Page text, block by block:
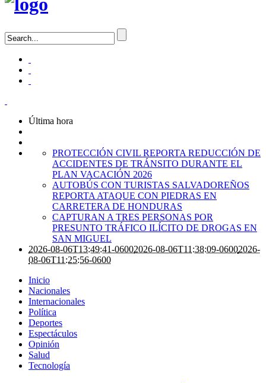
Última hora
PROTECCIÓN CIVIL REPORTA REDUCCIÓN DE
ACCIDENTES DE TRÁNSITO DURANTE EL
PLAN VACACIÓN 2026
AUTOBÚS CON TURISTAS SALVADOREÑOS
REPORTA ATAQUE CON PIEDRAS EN
CARRETERA DE HONDURAS
CAPTURAN A TRES PERSONAS POR
PRESUNTO TRÁFICO ILÍCITO DE DROGAS EN
SAN MIGUEL
2026-08-06T13:49:41-06002026-08-06T11:38:09-06002026-
08-06T11:25:56-0600
Inicio
Nacionales
Internacionales
Política
Deportes
Espectáculos
Opinión
Salud
Tecnología